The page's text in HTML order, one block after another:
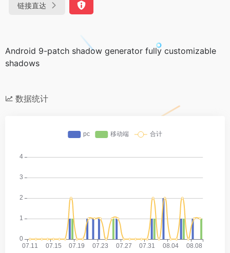
链接直达
Android 9-patch shadow generator fully customizable
shadows
数据统计